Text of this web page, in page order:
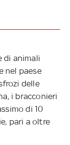
di animali
nel paese
delle
i bracconieri
di 10
pari a oltre